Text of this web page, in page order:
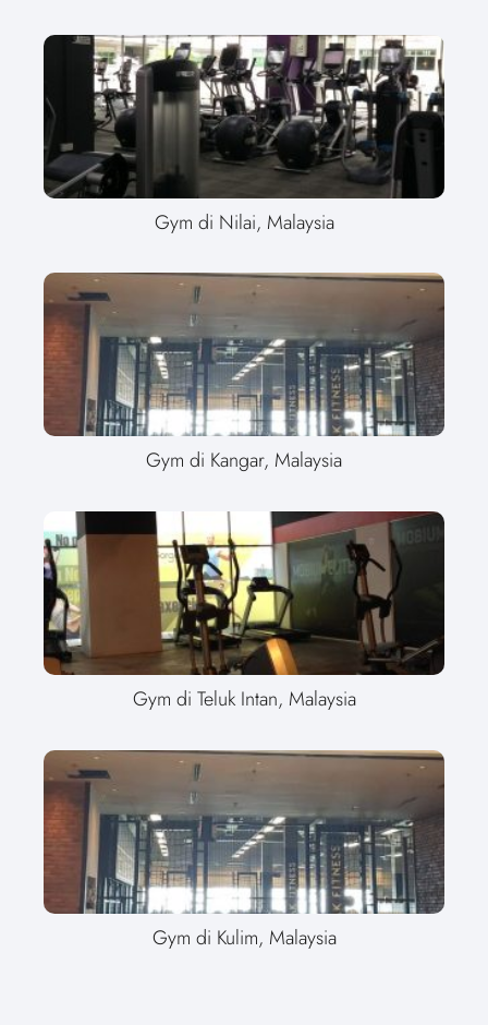
Gym di Nilai, Malaysia
Gym di Kangar, Malaysia
Gym di Teluk Intan, Malaysia
Gym di Kulim, Malaysia